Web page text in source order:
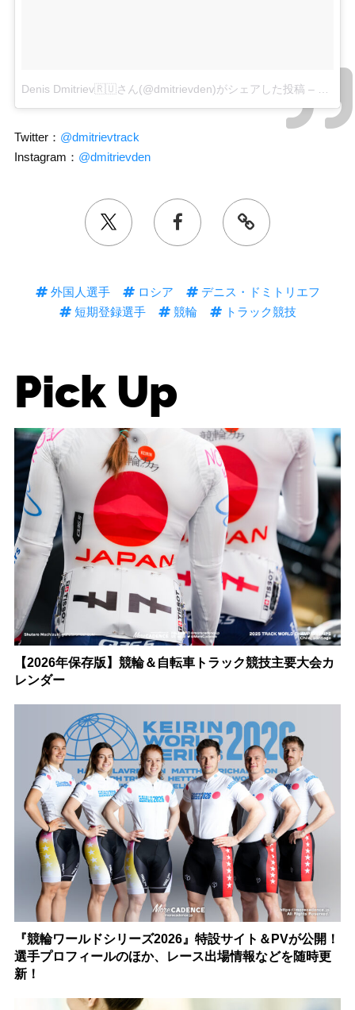
Denis Dmitriev🇷🇺さん(@dmitrievden)がシェアした投稿 –
Twitter： @dmitrievtrack
Instagram： @dmitrievden
外国人選手 ロシア
デニス・ドミトリエフ
短期登録選手
競輪 トラック競技
Pick Up
【2026年保存版】競輪＆自転車トラック競技主要大会カ
レンダー
『競輪ワールドシリーズ2026』特設サイト＆PVが公開！
選手プロフィールのほか、レース出場情報などを随時更
新！